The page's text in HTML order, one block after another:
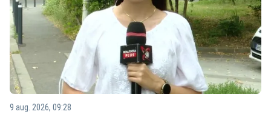
9 aug. 2026, 09:28